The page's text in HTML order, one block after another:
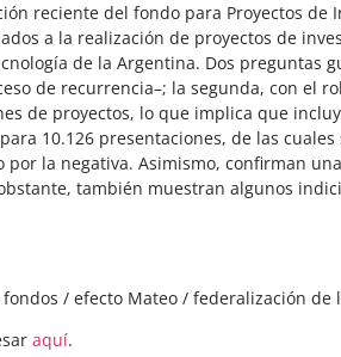
reciente del fondo para Proyectos de
a la realización de proyectos de
de la Argentina. Dos preguntas
de recurrencia–; la segunda, con el
de proyectos, lo que implica que
10.126 presentaciones, de las
por la negativa. Asimismo, confirman
también muestran algunos
/ efecto Mateo / federalización de
aquí.